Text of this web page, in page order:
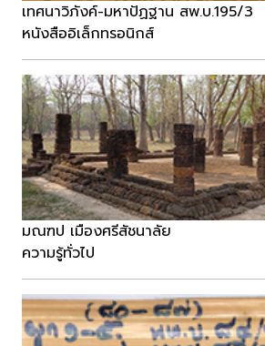
เทศนาวิภังค์-มหาปัฏฐาน สพ.บ.195/3
หนังสืออิเล็กทรอนิกส์
มณฑป เมืองศรีสัชนาลัย
ความรู้ทั่วไป